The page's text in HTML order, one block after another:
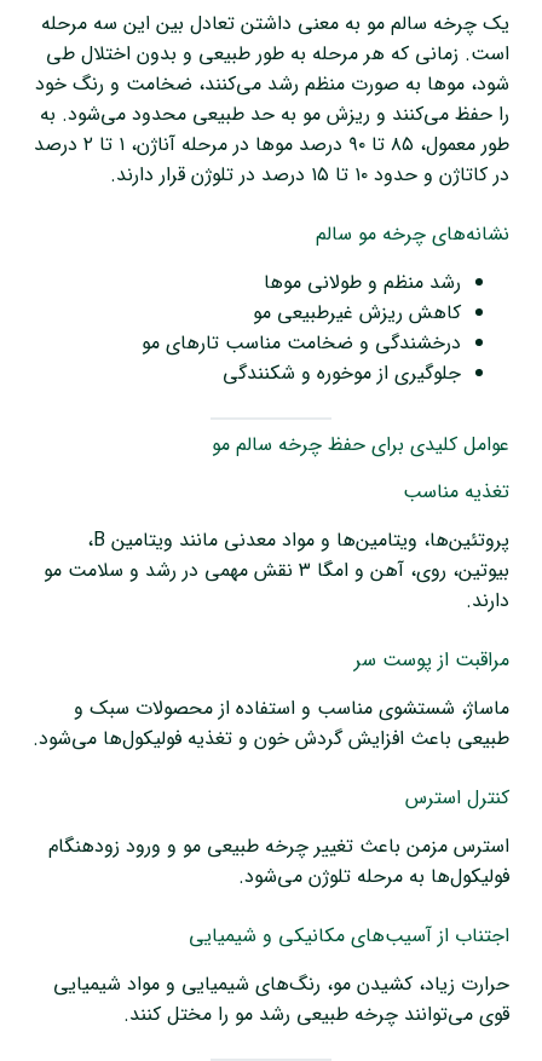
یک چرخه سالم مو به معنی داشتن تعادل بین این سه مرحله
است. زمانی که هر مرحله به طور طبیعی و بدون اختلال طی
شود، موها به صورت منظم رشد می‌کنند، ضخامت و رنگ خود
را حفظ می‌کنند و ریزش مو به حد طبیعی محدود می‌شود. به
طور معمول، ۸۵ تا ۹۰ درصد موها در مرحله آناژن، ۱ تا ۲ درصد
در کاتاژن و حدود ۱۰ تا ۱۵ درصد در تلوژن قرار دارند.
نشانه‌های چرخه مو سالم
رشد منظم و طولانی موها
کاهش ریزش غیرطبیعی مو
درخشندگی و ضخامت مناسب تارهای مو
جلوگیری از موخوره و شکنندگی
عوامل کلیدی برای حفظ چرخه سالم مو
تغذیه مناسب
پروتئین‌ها، ویتامین‌ها و مواد معدنی مانند ویتامین B،
بیوتین، روی، آهن و امگا ۳ نقش مهمی در رشد و سلامت مو
دارند.
مراقبت از پوست سر
ماساژ، شستشوی مناسب و استفاده از محصولات سبک و
طبیعی باعث افزایش گردش خون و تغذیه فولیکول‌ها می‌شود.
کنترل استرس
استرس مزمن باعث تغییر چرخه طبیعی مو و ورود زودهنگام
فولیکول‌ها به مرحله تلوژن می‌شود.
اجتناب از آسیب‌های مکانیکی و شیمیایی
حرارت زیاد، کشیدن مو، رنگ‌های شیمیایی و مواد شیمیایی
قوی می‌توانند چرخه طبیعی رشد مو را مختل کنند.